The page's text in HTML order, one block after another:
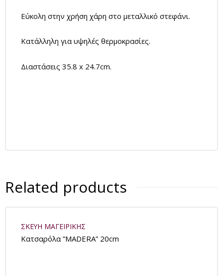
Εύκολη στην χρήση χάρη στο μεταλλικό στεφάνι.
Κατάλληλη για υψηλές θερμοκρασίες.
Διαστάσεις 35.8 x 24.7cm.
Related products
ΣΚΕΥΗ ΜΑΓΕΙΡΙΚΗΣ
Κατσαρόλα ”MADERA” 20cm